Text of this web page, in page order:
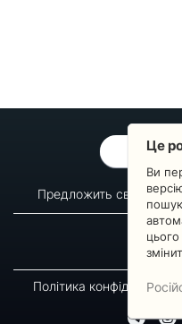
Предложить свой
О
Політика
Це
Ви